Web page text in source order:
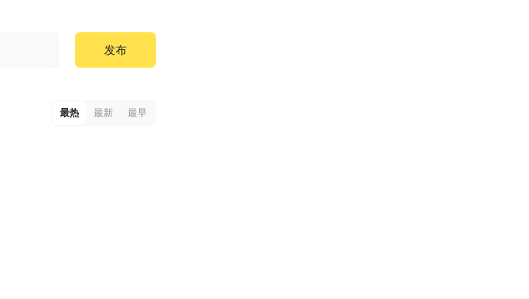
发布
最热 最新 最早